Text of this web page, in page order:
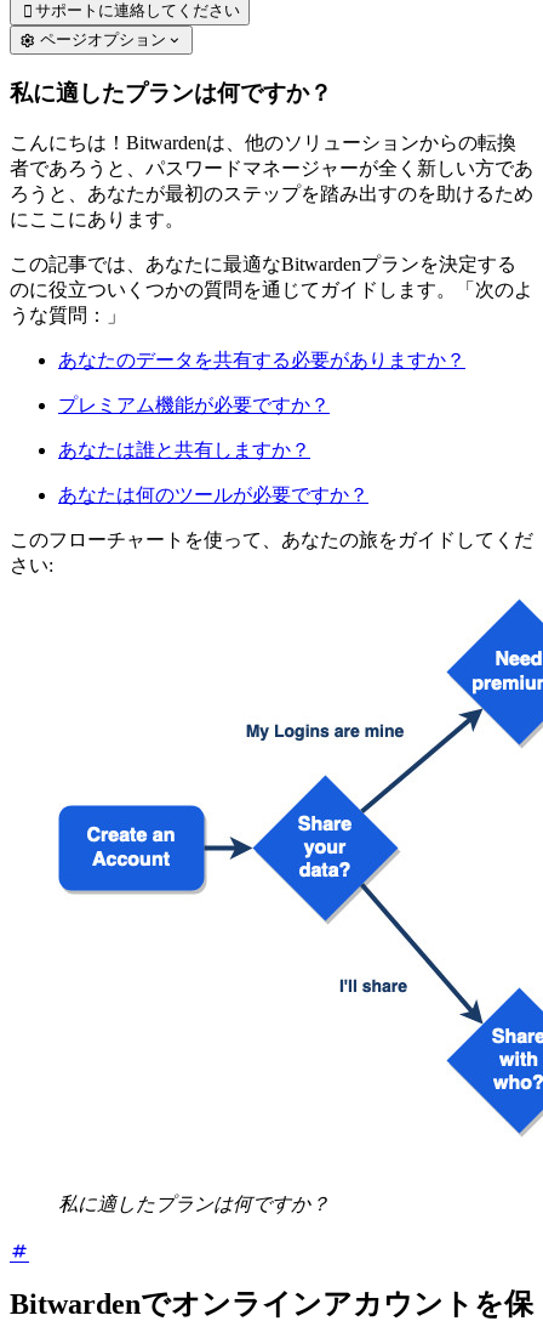
 サポートに連絡してください
ページオプション
私に適したプランは何ですか？
こんにちは！Bitwardenは、他のソリューションからの転換
者であろうと、パスワードマネージャーが全く新しい方であ
ろうと、あなたが最初のステップを踏み出すのを助けるため
にここにあります。
この記事では、あなたに最適なBitwardenプランを決定する
のに役立ついくつかの質問を通じてガイドします。「次のよ
うな質問：」
あなたのデータを共有する必要がありますか？
プレミアム機能が必要ですか？
あなたは誰と共有しますか？
あなたは何のツールが必要ですか？
このフローチャートを使って、あなたの旅をガイドしてくだ
さい:
私に適したプランは何ですか？
Bitwardenでオンラインアカウントを保